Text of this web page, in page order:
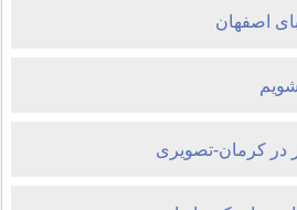
اصفهان
در كرمان-تصویری